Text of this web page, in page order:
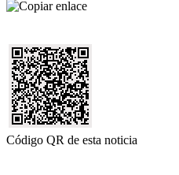
Código QR de esta noticia